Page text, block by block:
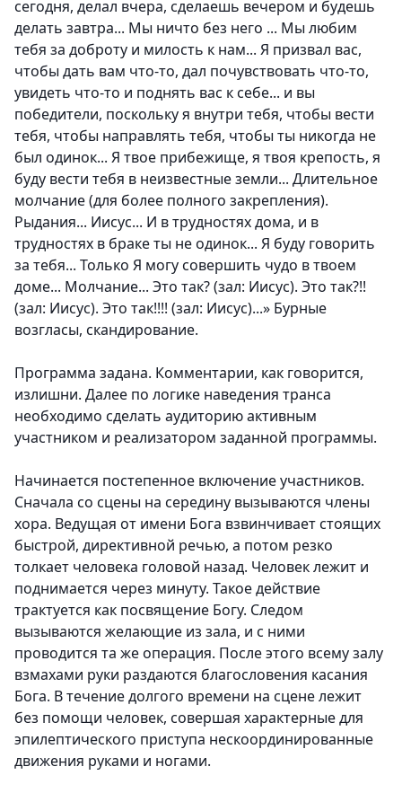
сегодня, делал вчера, сделаешь вечером и будешь
делать завтра... Мы ничто без него ... Мы любим
тебя за доброту и милость к нам... Я призвал вас,
чтобы дать вам что-то, дал почувствовать что-то,
увидеть что-то и поднять вас к себе... и вы
победители, поскольку я внутри тебя, чтобы вести
тебя, чтобы направлять тебя, чтобы ты никогда не
был одинок... Я твое прибежище, я твоя крепость, я
буду вести тебя в неизвестные земли... Длительное
молчание (для более полного закрепления).
Рыдания... Иисус... И в трудностях дома, и в
трудностях в браке ты не одинок... Я буду говорить
за тебя... Только Я могу совершить чудо в твоем
доме... Молчание... Это так? (зал: Иисус). Это так?!!
(зал: Иисус). Это так!!!! (зал: Иисус)...» Бурные
возгласы, скандирование.
Программа задана. Комментарии, как говорится,
излишни. Далее по логике наведения транса
необходимо сделать аудиторию активным
участником и реализатором заданной программы.
Начинается постепенное включение участников.
Сначала со сцены на середину вызываются члены
хора. Ведущая от имени Бога взвинчивает стоящих
быстрой, директивной речью, а потом резко
толкает человека головой назад. Человек лежит и
поднимается через минуту. Такое действие
трактуется как посвящение Богу. Следом
вызываются желающие из зала, и с ними
проводится та же операция. После этого всему залу
взмахами руки раздаются благословения касания
Бога. В течение долгого времени на сцене лежит
без помощи человек, совершая характерные для
эпилептического приступа нескоординированные
движения руками и ногами.